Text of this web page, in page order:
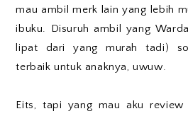
mau ambil merk lain yang lebih
ibuku. Disuruh ambil yang
lipat dari yang murah tadi)
terbaik untuk anaknya, uwuw.
Eits, tapi yang mau aku review